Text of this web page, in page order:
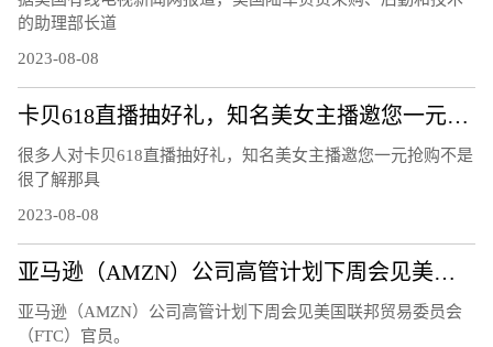
的助理部长道
2023-08-08
卡贝618直播抽好礼，知名美女主播邀您一元抢购
很多人对卡贝618直播抽好礼，知名美女主播邀您一元抢购不是
很了解那具
2023-08-08
亚马逊（AMZN）公司高管计划下周会见美国联邦贸易委员会（FTC）官员
亚马逊（AMZN）公司高管计划下周会见美国联邦贸易委员会
（FTC）官员。